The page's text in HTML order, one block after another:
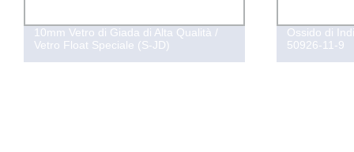
10mm Vetro di Giada di Alta Qualità /
Vetro Float Speciale (S-JD)
Ossido di
50926-11-9